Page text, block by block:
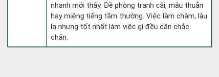
nhanh mới thấy. Đề phòng tranh cãi, mâu thuẫn
hay miệng tiếng tầm thường. Việc làm chậm, lâu
la nhưng tốt nhất làm việc gì đều cần chắc
chắn.